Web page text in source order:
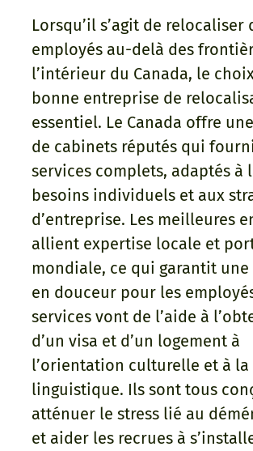
Lorsqu’il s’agit de relocaliser
employés au-delà des
l’intérieur du Canada, le
bonne entreprise de
essentiel. Le Canada offre
de cabinets réputés qui
services complets, adaptés à
besoins individuels et aux
d’entreprise. Les meilleures
allient expertise locale et
mondiale, ce qui garantit
en douceur pour les
services vont de l’aide à
d’un visa et d’un logement à
l’orientation culturelle et à
linguistique. Ils sont tous
atténuer le stress lié au
et aider les recrues à